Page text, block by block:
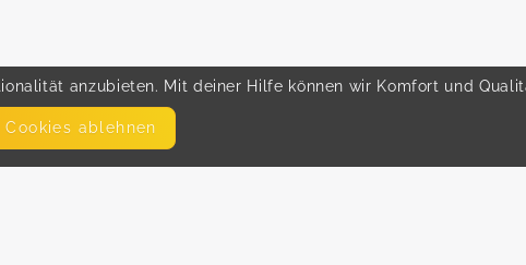
anzubieten. Mit deiner Hilfe können wir Komfort und
ablehnen